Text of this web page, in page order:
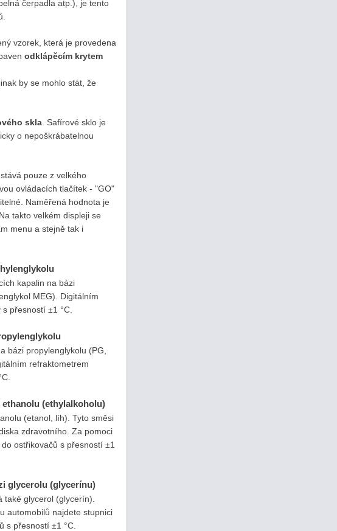
čerpadla atp.), je tento
vzorek, která je provedena
odklápěcím krytem
by se mohlo stát, že
skla . Safírové sklo je
o nepoškrábatelnou
pouze z velkého
ovládacích tlačítek - "GO"
Naměřená hodnota je
takto velkém displeji se
menu a stejně tak i
kapalin na bázi
MEG). Digitálním
přesností ±1 °C.
bázi propylenglykolu (PG,
refraktometrem
(ethylalkoholu)
(etanol, líh). Tyto směsi
zdravotního. Za pomoci
ostřikovačů s přesností ±1
glycerolu (glycerínu)
glycerol (glycerín).
automobilů najdete stupnici
s přesností ±1 °C.